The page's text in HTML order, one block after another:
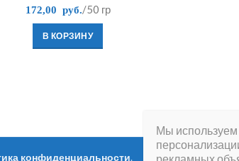
172,00 руб. /50 гр
В КОРЗИНУ
конфиденциальности.
Мы